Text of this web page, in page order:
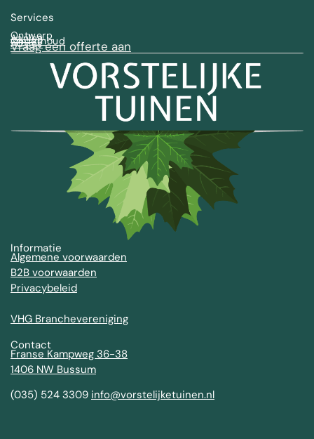
Services
Ontwerp
Aanleg
Onderhoud
Advies
Vraag een offerte aan
Informatie
Algemene voorwaarden
B2B voorwaarden
Privacybeleid
VHG Branchevereniging
Contact
Franse Kampweg 36-38
1406 NW Bussum
(035) 524 3309 info@vorstelijketuinen.nl